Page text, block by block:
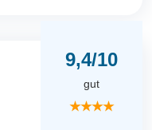
9,4/10
gut
★★★★